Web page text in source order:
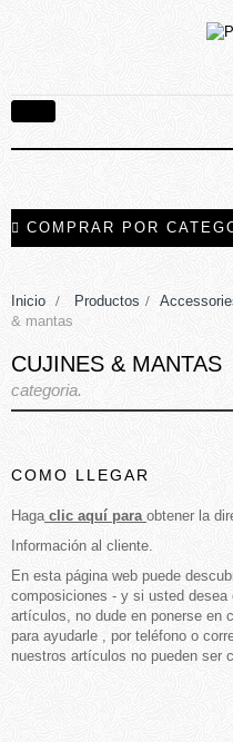
Navegación
COMPRAR POR
Inicio > Productos >
& mantas
CUJINES & MANTAS
categoria.
COMO LLEGAR
Haga clic aquí para obtener la
Información al cliente.
En esta página web puede
composiciones - y si usted desea
artículos, no dude en ponerse en
para ayudarle , por teléfono o
nuestros artículos no pueden ser